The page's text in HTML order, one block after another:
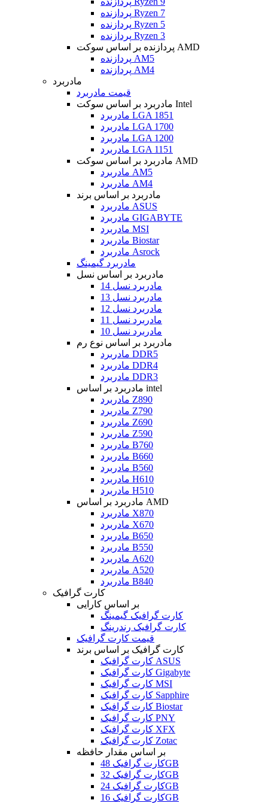
پردازنده Ryzen 7
پردازنده Ryzen 5
پردازنده Ryzen 3
پردازنده بر اساس سوکت AMD
پردازنده AM5
پردازنده AM4
مادربرد
قیمت مادربرد
مادربرد بر اساس سوکت Intel
مادربرد LGA 1851
مادربرد LGA 1700
مادربرد LGA 1200
مادربرد LGA 1151
مادربرد بر اساس سوکت AMD
مادربرد AM5
مادربرد AM4
مادربرد بر اساس برند
مادربرد ASUS
مادربرد GIGABYTE
مادربرد MSI
مادربرد Biostar
مادربرد Asrock
مادربرد گیمینگ
مادربرد بر اساس نسل
مادربرد نسل 14
مادربرد نسل 13
مادربرد نسل 12
مادربرد نسل 11
مادربرد نسل 10
مادربرد بر اساس نوع رم
مادربرد DDR5
مادربرد DDR4
مادربرد DDR3
مادربرد بر اساس intel
مادربرد Z890
مادربرد Z790
مادربرد Z690
مادربرد Z590
مادربرد B760
مادربرد B660
مادربرد B560
مادربرد H610
مادربرد H510
مادربرد بر اساس AMD
مادربرد X870
مادربرد X670
مادربرد B650
مادربرد B550
مادربرد A620
مادربرد A520
مادربرد B840
کارت گرافیک
بر اساس کارایی
کارت گرافیک گیمینگ
کارت گرافیک رندرینگ
قیمت کارت گرافیک
کارت گرافیک بر اساس برند
کارت گرافیک ASUS
کارت گرافیک Gigabyte
کارت گرافیک MSI
کارت گرافیک Sapphire
کارت گرافیک Biostar
کارت گرافیک PNY
کارت گرافیک XFX
کارت گرافیک Zotac
بر اساس مقدار حافظه
کارت گرافیک 48GB
کارت گرافیک 32GB
کارت گرافیک 24GB
کارت گرافیک 16GB